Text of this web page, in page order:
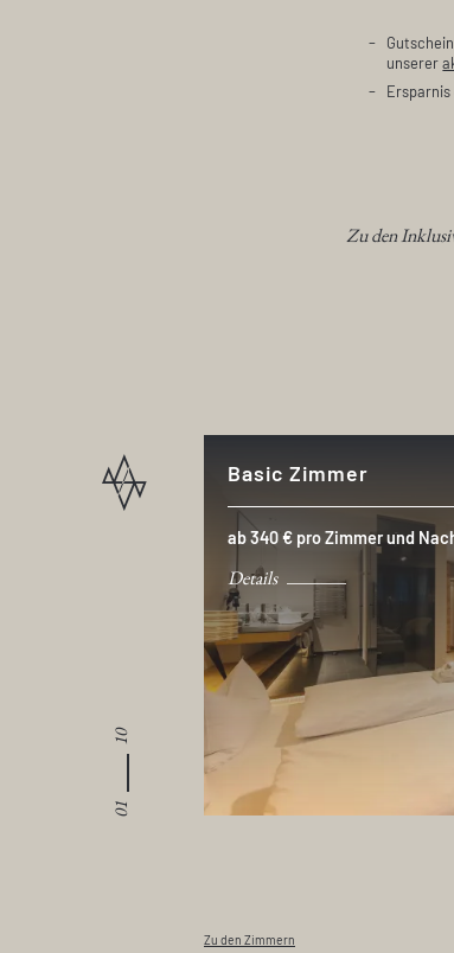
unserer
Zu den
Basic Zimmer
ab 340 € pro Zimmer und
Details
Zu den Zimmern
01
10